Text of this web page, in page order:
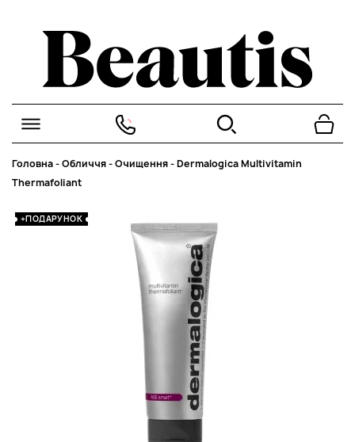
Головна-Обличчя-Очищення-Dermalogica Multivitamin
Thermafoliant
+ПОДАРУНОК